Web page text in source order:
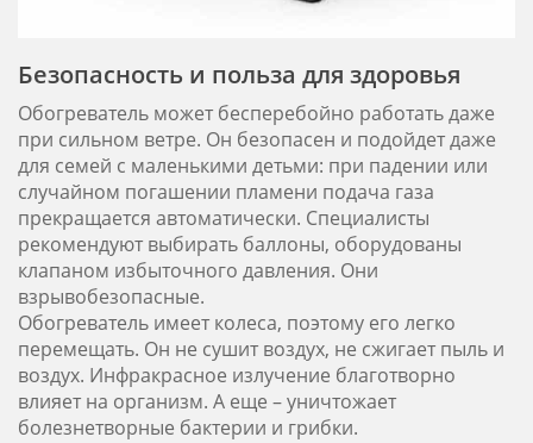
Безопасность и польза для здоровья
Обогреватель может бесперебойно работать даже
при сильном ветре. Он безопасен и подойдет даже
для семей с маленькими детьми: при падении или
случайном погашении пламени подача газа
прекращается автоматически. Специалисты
рекомендуют выбирать баллоны, оборудованы
клапаном избыточного давления. Они
взрывобезопасные.
Обогреватель имеет колеса, поэтому его легко
перемещать. Он не сушит воздух, не сжигает пыль и
воздух. Инфракрасное излучение благотворно
влияет на организм. А еще – уничтожает
болезнетворные бактерии и грибки.